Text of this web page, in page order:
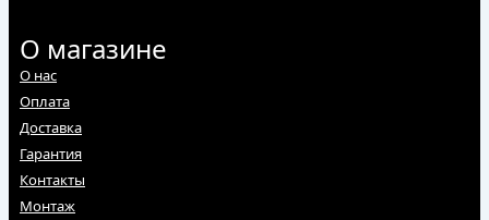
О магазине
О нас
Оплата
Доставка
Гарантия
Контакты
Монтаж